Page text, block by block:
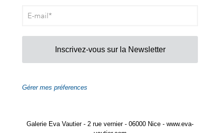
Inscrivez-vous sur la Newsletter
Gérer mes préferences
Galerie Eva Vautier - 2 rue vernier - 06000 Nice - www.eva-